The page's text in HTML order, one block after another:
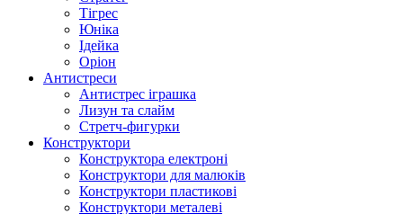
Тігрес
Юніка
Ідейка
Оріон
Антистреси
Антистрес іграшка
Лизун та слайм
Стретч-фигурки
Конструктори
Конструктора електроні
Конструктори для малюків
Конструктори пластикові
Конструктори металеві